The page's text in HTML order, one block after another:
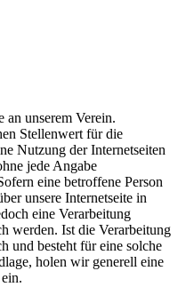
an unserem Verein.
Stellenwert für die
Nutzung der Internetseiten
jede Angabe
eine betroffene Person
unsere Internetseite in
eine Verarbeitung
werden. Ist die Verarbeitung
und besteht für eine solche
holen wir generell eine